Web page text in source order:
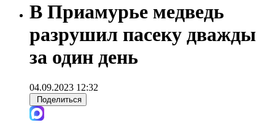
В Приамурье медведь
разрушил пасеку дважды
за один день
04.09.2023 12:32
Поделиться